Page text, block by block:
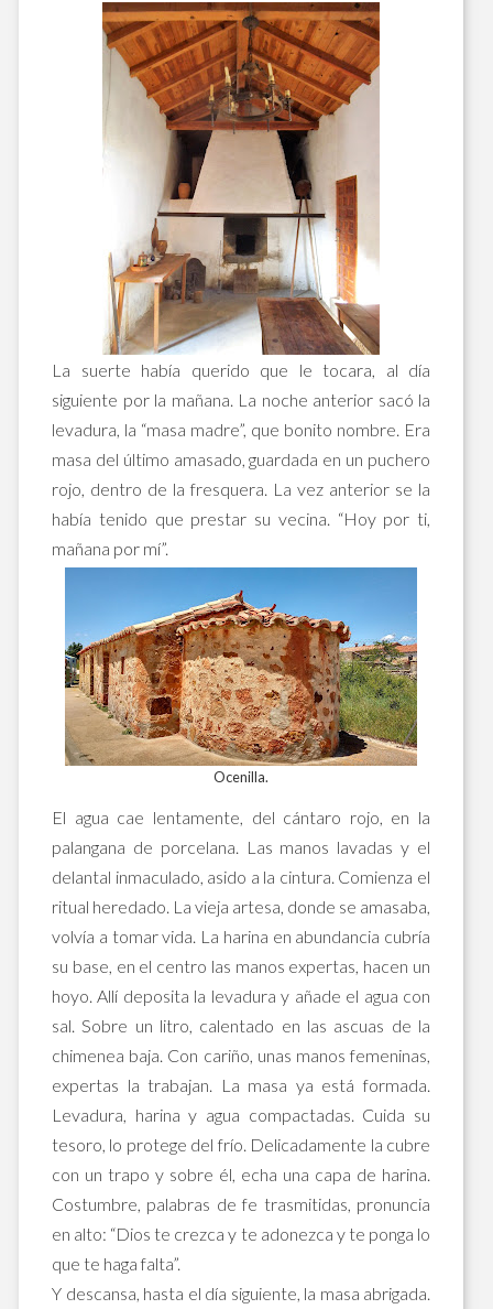
La suerte había querido que le tocara, al día
siguiente por la mañana. La noche anterior sacó la
levadura, la “masa madre”, que bonito nombre. Era
masa del último amasado, guardada en un puchero
rojo, dentro de la fresquera. La vez anterior se la
había tenido que prestar su vecina. “Hoy por ti,
mañana por mí”.
Ocenilla.
El agua cae lentamente, del cántaro rojo, en la
palangana de porcelana. Las manos lavadas y el
delantal inmaculado, asido a la cintura. Comienza el
ritual heredado. La vieja artesa, donde se amasaba,
volvía a tomar vida. La harina en abundancia cubría
su base, en el centro las manos expertas, hacen un
hoyo. Allí deposita la levadura y añade el agua con
sal. Sobre un litro, calentado en las ascuas de la
chimenea baja. Con cariño, unas manos femeninas,
expertas la trabajan. La masa ya está formada.
Levadura, harina y agua compactadas. Cuida su
tesoro, lo protege del frío. Delicadamente la cubre
con un trapo y sobre él, echa una capa de harina.
Costumbre, palabras de fe trasmitidas, pronuncia
en alto: “Dios te crezca y te adonezca y te ponga lo
que te haga falta”.
Y descansa, hasta el día siguiente, la masa abrigada.